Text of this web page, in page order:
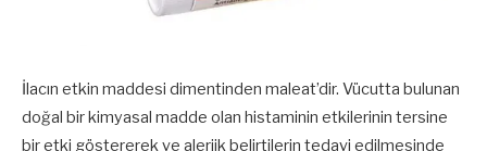
İlacın etkin maddesi dimentinden maleat’dir. Vücutta bulunan
doğal bir kimyasal madde olan histaminin etkilerinin tersine
bir etki göstererek ve alerjik belirtilerin tedavi edilmesinde